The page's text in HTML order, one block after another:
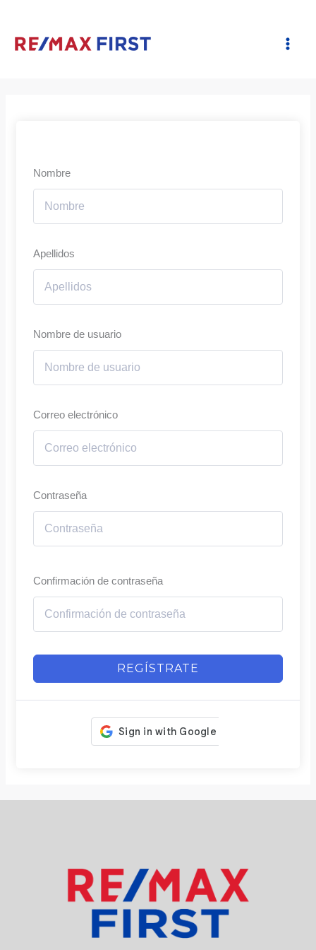
contenido
Nombre
Apellidos
Nombre de usuario
Correo electrónico
Contraseña
Confirmación de contraseña
REGÍSTRATE